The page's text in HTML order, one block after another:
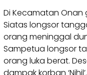
Di Kecamatan Onan
Siatas longsor
orang meninggal
Sampetua longsor
orang luka berat.